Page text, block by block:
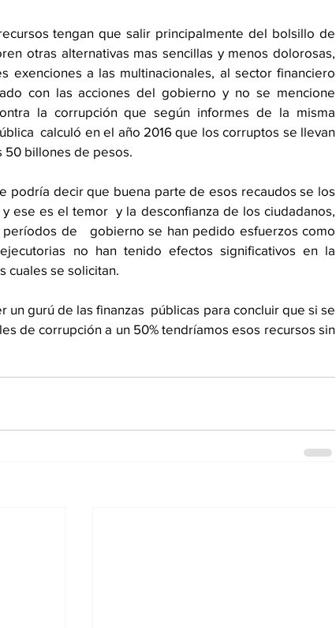
tengan que salir principalmente del bolsillo de
otras alternativas mas sencillas y menos dolorosas,
exenciones a las multinacionales, al sector financiero
con las acciones del gobierno y no se mencione
la corrupción que según informes de la misma
calculó en el año 2016 que los corruptos se llevan
50 billones de pesos.
podría decir que buena parte de esos recaudos se los
ese es el temor  y la desconfianza de los ciudadanos,
de   gobierno se han pedido esfuerzos como
no han tenido efectos significativos en la
cuales se solicitan.
un gurú de las finanzas  públicas para concluir que si se
de corrupción a un 50% tendríamos esos recursos sin